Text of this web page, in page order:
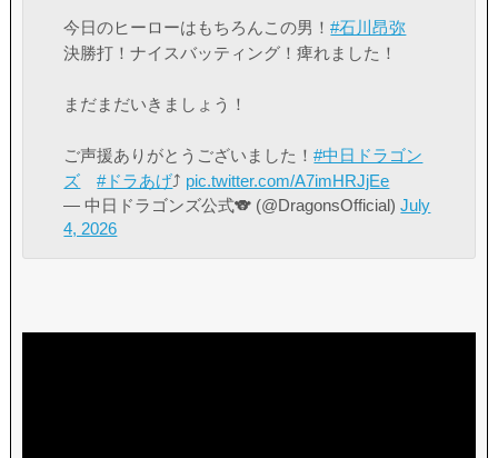
今日のヒーローはもちろんこの男！#石川昂弥
決勝打！ナイスバッティング！痺れました！
まだまだいきましょう！
ご声援ありがとうございました！#中日ドラゴン
ズ
#ドラあげ⤴︎ pic.twitter.com/A7imHRJjEe
— 中日ドラゴンズ公式🐨 (@DragonsOfficial)July
4, 2026